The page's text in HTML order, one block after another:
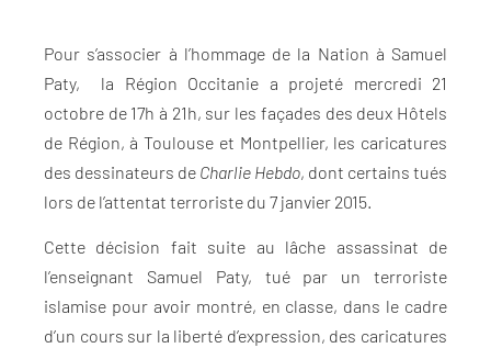
Pour s’associer à l’hommage de la Nation à Samuel
Paty, la Région Occitanie a projeté mercredi 21
octobre de 17h à 21h, sur les façades des deux Hôtels
de Région, à Toulouse et Montpellier, les caricatures
des dessinateurs de Charlie Hebdo, dont certains tués
lors de l’attentat terroriste du 7 janvier 2015.
Cette décision fait suite au lâche assassinat de
l’enseignant Samuel Paty, tué par un terroriste
islamise pour avoir montré, en classe, dans le cadre
d’un cours sur la liberté d’expression, des caricatures